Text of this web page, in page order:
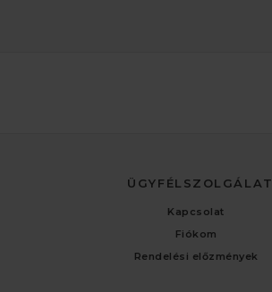
ÜGYFÉLSZOLGÁLAT
Kapcsolat
Fiókom
Rendelési előzmények